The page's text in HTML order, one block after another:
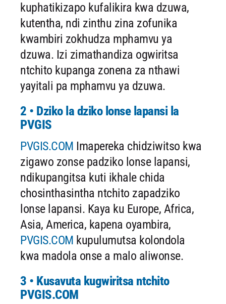
kuphatikizapo kufalikira kwa dzuwa,
kutentha, ndi zinthu zina zofunika
kwambiri zokhudza mphamvu ya
dzuwa. Izi zimathandiza ogwiritsa
ntchito kupanga zonena za nthawi
yayitali pa mphamvu ya dzuwa.
2 • Dziko la dziko lonse lapansi la
PVGIS
PVGIS.COM Imapereka chidziwitso kwa
zigawo zonse padziko lonse lapansi,
ndikupangitsa kuti ikhale chida
chosinthasintha ntchito zapadziko
lonse lapansi. Kaya ku Europe, Africa,
Asia, America, kapena oyambira,
PVGIS.COM kupulumutsa kolondola
kwa madola onse a malo aliwonse.
3 • Kusavuta kugwiritsa ntchito
PVGIS.COM